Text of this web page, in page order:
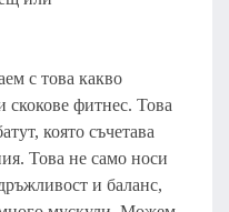
с това какво
скокове фитнес. Това
която съчетава
Това не само носи
и баланс,